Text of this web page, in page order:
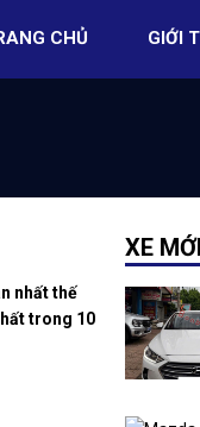
CHỦ GIỚI
nhất thế
trong 10
XE